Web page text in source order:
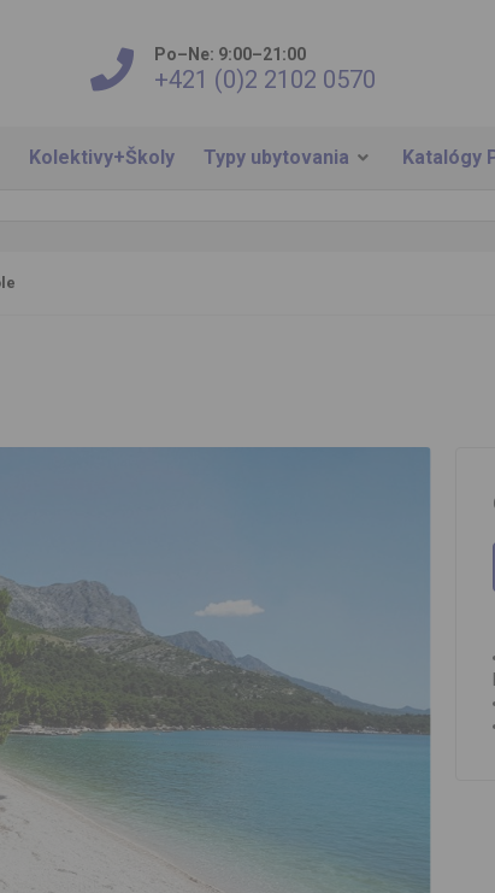
Po–Ne: 9:00–21:00
+421 (0)2 2102 0570
Kolektivy+Školy Typy ubytovania Katalógy